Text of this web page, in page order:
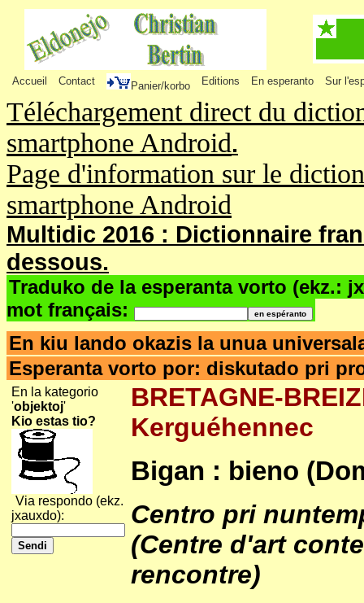
Accueil Contact Panier/korbo Editions En esperanto Sur
Téléchargement direct du
smartphone Android.
Page d'information sur le
smartphone Android
Multidic 2016 : Dictionnaire
dessous.
Traduko de la esperanta vorto (ekz.:
mot français:
En kiu lando okazis la unua
Esperanta vorto por: diskutado pri
En la kategorio
'objektoj'
Kio estas tio?
Via respondo (ekz.
jxauxdo):
BRETAGNE-
Kerguéhennec
Bigan : bieno
Centro pri
(Centre d'art
rencontre)